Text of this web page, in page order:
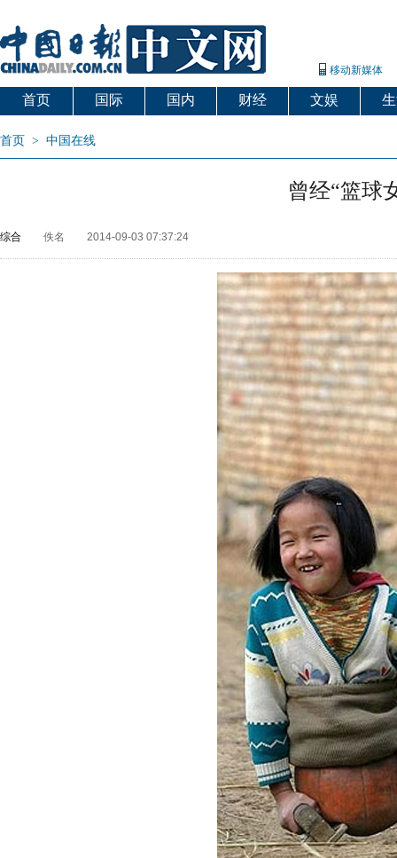
移动新媒体
首页 国际 国内 财经 文娱
首页 > 中国在线
曾经“篮球
综合 佚名 2014-09-03 07:37:24